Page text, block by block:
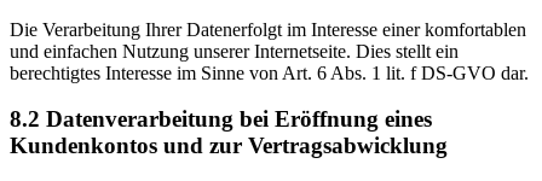
Die Verarbeitung Ihrer Datenerfolgt im Interesse einer komfortablen
und einfachen Nutzung unserer Internetseite. Dies stellt ein
berechtigtes Interesse im Sinne von Art. 6 Abs. 1 lit. f DS-GVO dar.
8.2 Datenverarbeitung bei Eröffnung eines
Kundenkontos und zur Vertragsabwicklung